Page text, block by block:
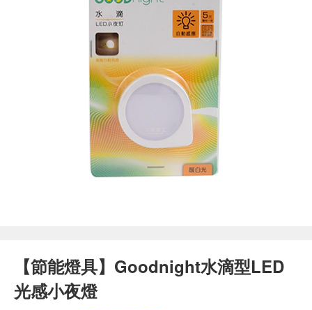
【節能燈具】Goodnight水滴型LED
光感小夜燈